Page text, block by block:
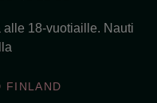
18-vuotiaille. Nauti
FINLAND